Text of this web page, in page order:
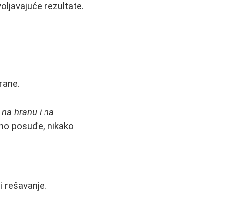
rezultate.
hranu i na
posuđe, nikako
rešavanje.